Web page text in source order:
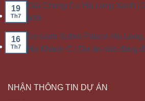
19
Th7
Giá Chung Cư Hạ Long Xanh |
939
16
Th7
So sánh Noble Palace Hạ
Hà Khánh C | Dự án nào đáng
NHẬN THÔNG TIN DỰ ÁN